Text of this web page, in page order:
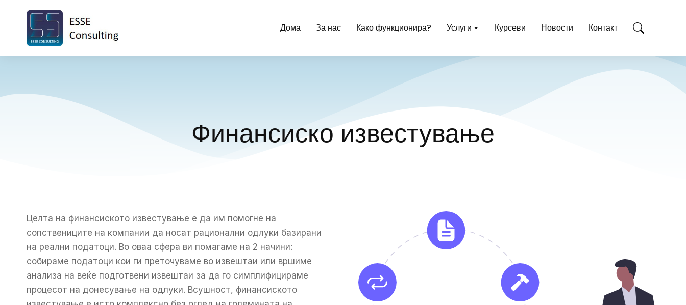
Дома За нас Како функционира? Услуги Курсеви Новости Контакт
Финансиско известување
Целта на финансиското известување е да им помогне на
сопствениците на компании да носат рационални одлуки базирани
на реални податоци. Во оваа сфера ви помагаме на 2 начини:
собираме податоци кои ги преточуваме во извештаи или вршиме
анализа на веќе подготвени извештаи за да го симплифицираме
процесот на донесување на одлуки. Всушност, финансиското